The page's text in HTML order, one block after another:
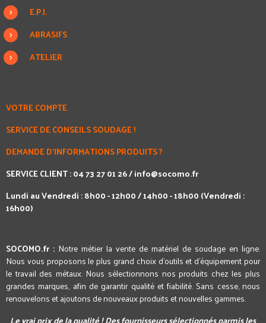
E.P.I.
ABRASIFS
ATELIER
VOTRE COMPTE
SERVICE DE CONSEILS SOUDAGE !
DEMANDE D'INFORMATIONS PRODUITS ?
SERVICE CLIENT : 04 73 27 01 26 /info@socomo.fr
Lundi au Vendredi : 8h00 - 12h00 / 14h00 - 18h00 (Vendredi :
16h00)
SOCOMO.fr : Notre métier la vente de matériel de soudage en ligne.
Nous vous proposons le plus grand choix d'outils et d'équipement pour
le travail des métaux. Nous sélectionnons nos produits chez les plus
grandes marques, afin de garantir qualité et fiabilité. Sans cesse, nous
renouvelons et ajoutons de nouveaux produits et nouvelles gammes.